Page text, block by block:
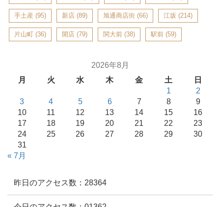
手土産 (95) 新店 (89) 旭通商店街 (66) 江坂 (214)
片山町 (36) 開店 (79) 関大前 (38) 駅前 (59)
2026年8月
月
火 水 木 金 土
日
1
2
3
4 5 6 7 8
9
10
11 12 13 14 15
16
17
18 19 20 21 22
23
24
25 26 27 28 29
30
31
« 7月
昨日のアクセス数：28364